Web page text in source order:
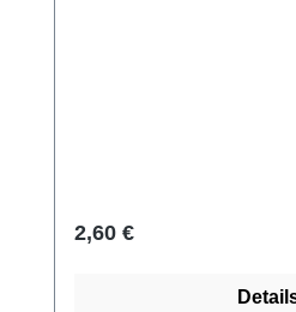
Regulärer Preis:
2,60 €